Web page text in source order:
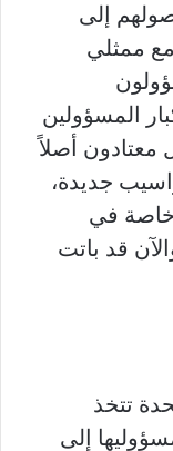
إلى
ممثلي
المسؤولين
معتادون أصلاً
جديدة،
خاصة في
قد باتت
تتخذ
إلى